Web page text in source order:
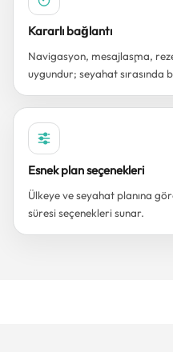
Kararlı bağlantı
Navigasyon, mesajlaşma,
uygundur; seyahat sırasında
Esnek plan seçenekleri
Ülkeye ve seyahat planına
süresi seçenekleri sunar.